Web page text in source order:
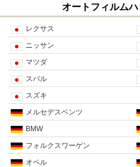
オートフィルム
レクサス
ニッサン
マツダ
スバル
スズキ
メルセデスベンツ
BMW
フォルクスワーゲン
オペル